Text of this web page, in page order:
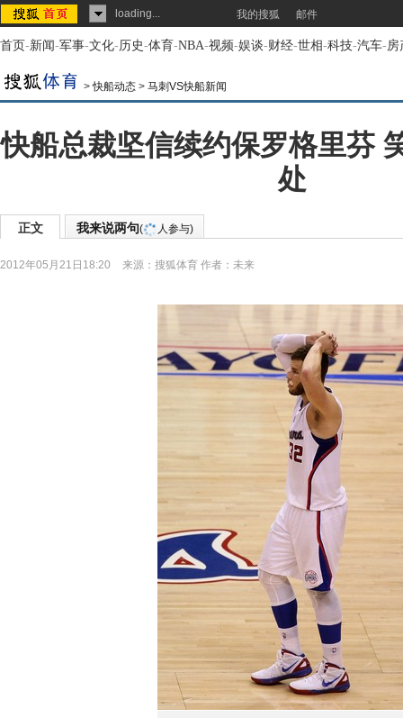
loading... 我的搜狐 邮件
首页-新闻-军事-文化-历史-体育-NBA-视频-娱谈-财经-世相-科技-汽车-房
>快船动态 > 马刺VS快船新闻
快船总裁坚信续约保罗格里芬
处
正文 我来说两句( 人参与)
2012年05月21日18:20 来源： 搜狐体育 作者：未来